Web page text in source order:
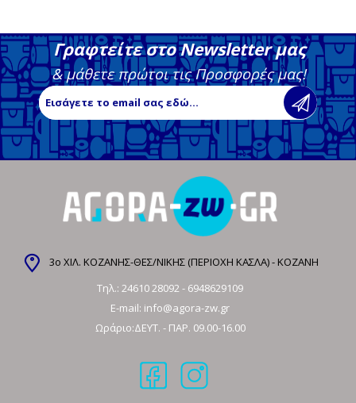
Γραφτείτε στο Newsletter μας
& μάθετε πρώτοι τις Προσφορές μας!
3ο ΧΙΛ. ΚΟΖΑΝΗΣ-ΘΕΣ/ΝΙΚΗΣ (ΠΕΡΙΟΧΗ ΚΑΣΛΑ) - ΚΟΖΑΝΗ
Τηλ.: 24610 28092- 6948629109
E-mail: info@agora-zw.gr
Ωράριο:ΔΕΥΤ. - ΠΑΡ. 09.00-16.00